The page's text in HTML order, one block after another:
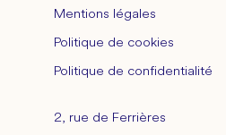
Mentions légales
Politique de cookies
Politique de confidentialité
2, rue de Ferrières